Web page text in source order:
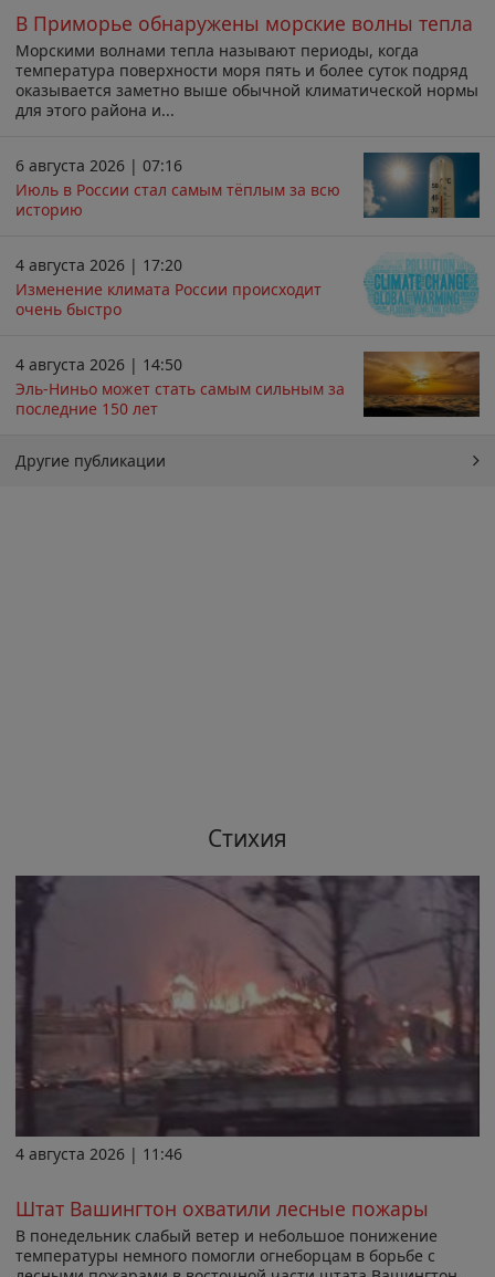
В Приморье обнаружены морские волны тепла
Морскими волнами тепла называют периоды, когда
температура поверхности моря пять и более суток подряд
оказывается заметно выше обычной климатической нормы
для этого района и...
6 августа 2026 | 07:16
Июль в России стал самым тёплым за всю
историю
4 августа 2026 | 17:20
Изменение климата России происходит
очень быстро
4 августа 2026 | 14:50
Эль-Ниньо может стать самым сильным за
последние 150 лет
Другие публикации
Стихия
4 августа 2026 | 11:46
Штат Вашингтон охватили лесные пожары
В понедельник слабый ветер и небольшое понижение
температуры немного помогли огнеборцам в борьбе с